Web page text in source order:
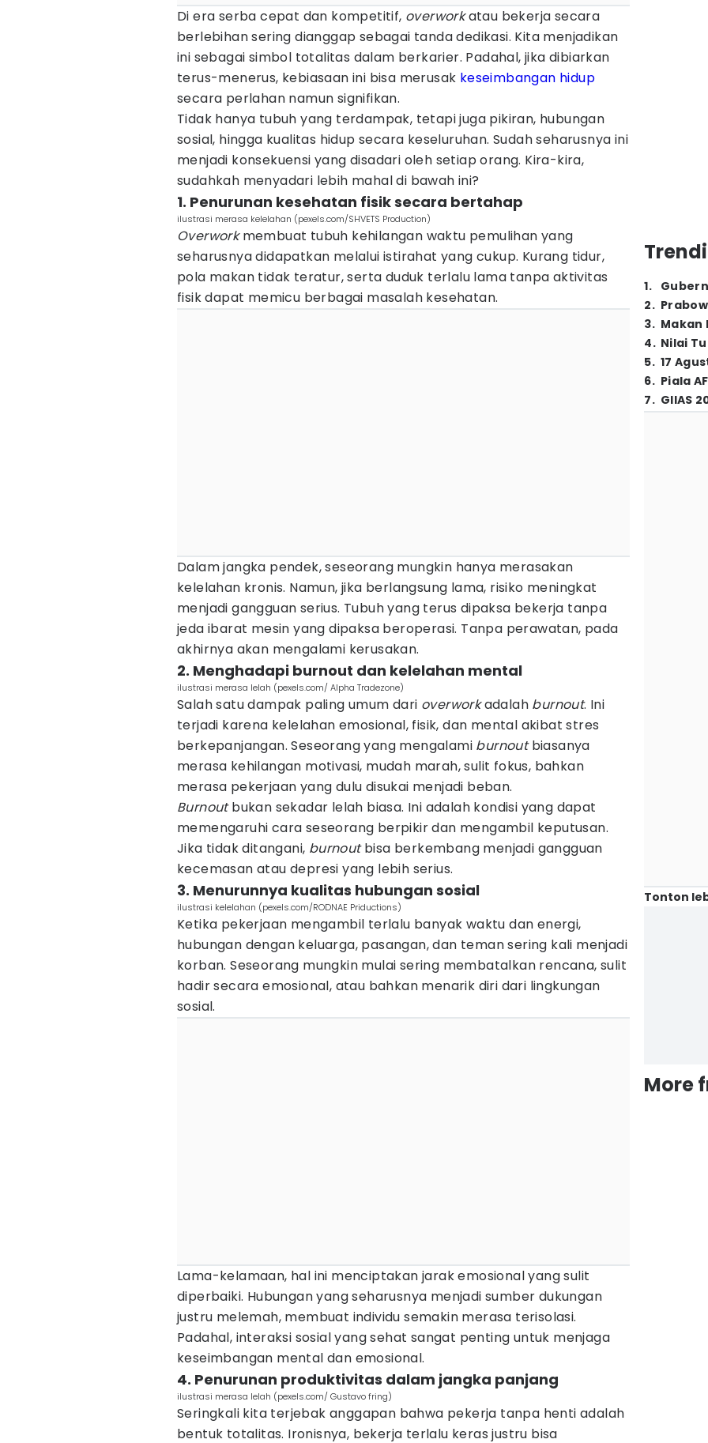
Di era serba cepat dan kompetitif, overworkatau bekerja secara
berlebihan sering dianggap sebagai tanda dedikasi. Kita menjadikan
ini sebagai simbol totalitas dalam berkarier. Padahal, jika dibiarkan
terus-menerus, kebiasaan ini bisa merusak keseimbangan hidup
secara perlahan namun signifikan.
Tidak hanya tubuh yang terdampak, tetapi juga pikiran, hubungan
sosial, hingga kualitas hidup secara keseluruhan. Sudah seharusnya ini
menjadi konsekuensi yang disadari oleh setiap orang. Kira-kira,
sudahkah menyadari lebih mahal di bawah ini?
1. Penurunan kesehatan fisik secara bertahap
ilustrasi merasa kelelahan (pexels.com/SHVETS Production)
Overworkmembuat tubuh kehilangan waktu pemulihan yang
seharusnya didapatkan melalui istirahat yang cukup. Kurang tidur,
pola makan tidak teratur, serta duduk terlalu lama tanpa aktivitas
fisik dapat memicu berbagai masalah kesehatan.
Dalam jangka pendek, seseorang mungkin hanya merasakan
kelelahan kronis. Namun, jika berlangsung lama, risiko meningkat
menjadi gangguan serius. Tubuh yang terus dipaksa bekerja tanpa
jeda ibarat mesin yang dipaksa beroperasi. Tanpa perawatan, pada
akhirnya akan mengalami kerusakan.
2. Menghadapi burnout dan kelelahan mental
ilustrasi merasa lelah (pexels.com/ Alpha Tradezone)
Salah satu dampak paling umum dari overworkadalah burnout. Ini
terjadi karena kelelahan emosional, fisik, dan mental akibat stres
berkepanjangan. Seseorang yang mengalami burnoutbiasanya
merasa kehilangan motivasi, mudah marah, sulit fokus, bahkan
merasa pekerjaan yang dulu disukai menjadi beban.
Burnoutbukan sekadar lelah biasa. Ini adalah kondisi yang dapat
memengaruhi cara seseorang berpikir dan mengambil keputusan.
Jika tidak ditangani, burnoutbisa berkembang menjadi gangguan
kecemasan atau depresi yang lebih serius.
3. Menurunnya kualitas hubungan sosial
ilustrasi kelelahan (pexels.com/RODNAE Priductions)
Ketika pekerjaan mengambil terlalu banyak waktu dan energi,
hubungan dengan keluarga, pasangan, dan teman sering kali menjadi
korban. Seseorang mungkin mulai sering membatalkan rencana, sulit
hadir secara emosional, atau bahkan menarik diri dari lingkungan
sosial.
Lama-kelamaan, hal ini menciptakan jarak emosional yang sulit
diperbaiki. Hubungan yang seharusnya menjadi sumber dukungan
justru melemah, membuat individu semakin merasa terisolasi.
Padahal, interaksi sosial yang sehat sangat penting untuk menjaga
keseimbangan mental dan emosional.
4. Penurunan produktivitas dalam jangka panjang
ilustrasi merasa lelah (pexels.com/ Gustavo fring)
Seringkali kita terjebak anggapan bahwa pekerja tanpa henti adalah
bentuk totalitas. Ironisnya, bekerja terlalu keras justru bisa
1.
2.
3. Makan
4. Nilai
5. 17
6. Piala
7. GIIAS
Tonton
More